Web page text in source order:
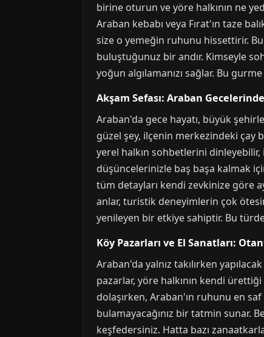
birine oturun ve yöre halkının ne
Araban kebabı veya Fırat'ın taze
size o yemeğin ruhunu hissettirir.
buluştuğunuz bir andır. Kimseyle
yoğun algılamanızı sağlar. Bu
Akşam Sefası: Araban
Araban'da gece hayatı, büyük
güzel şey, ilçenin merkezindeki çay
yerel halkın sohbetlerini
düşüncelerinizle baş başa kalmak
tüm detayları kendi zevkinize göre
anlar, turistik deneyimlerin çok
yenileyen bir etkiye sahiptir. Bu
Köy Pazarları ve El Sanatları:
Araban'da yalnız takılırken
pazarlar, yöre halkının kendi
dolaşırken, Araban'ın ruhunu en
bulamayacağınız bir tatmin sunar.
keşfedersiniz. Hatta bazı